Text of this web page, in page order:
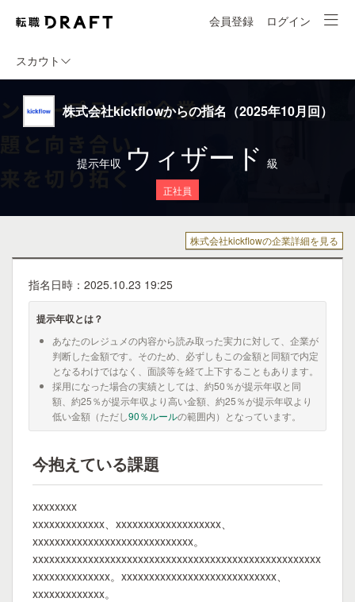
会員登録 ログイン
スカウト
株式会社kickflowからの指名（2025年10月回）
提示年収 ウィザード 級
正社員
株式会社kickflowの企業詳細を見る
指名日時：2025.10.23 19:25
提示年収とは？
あなたのレジュメの内容から読み取った実力に対して、企業が
判断した金額です。そのため、必ずしもこの金額と同額で内定
となるわけではなく、面談等を経て上下することもあります。
採用になった場合の実績としては、約50％が提示年収と同
額、約25％が提示年収より高い金額、約25％が提示年収より
低い金額（ただし90％ルールの範囲内）となっています。
今抱えている課題
xxxxxxxx
xxxxxxxxxxxxx、xxxxxxxxxxxxxxxxxxx、
xxxxxxxxxxxxxxxxxxxxxxxxxxxxx。
xxxxxxxxxxxxxxxxxxxxxxxxxxxxxxxxxxxxxxxxxxxxxxxxxxxx
xxxxxxxxxxxxxx。xxxxxxxxxxxxxxxxxxxxxxxxxxxx、
xxxxxxxxxxxxx。